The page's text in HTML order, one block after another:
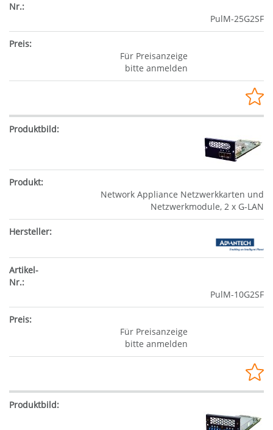
PulM-25G2SF
Für Preisanzeige
bitte anmelden
Network Appliance Netzwerkkarten und
Netzwerkmodule, 2 x G-LAN
PulM-10G2SF
Für Preisanzeige
bitte anmelden